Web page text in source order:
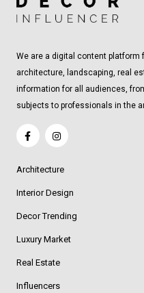
We are a digital content platform
architecture, landscaping, real
information for all audiences,
subjects to professionals in the
Architecture
Interior Design
Decor Trending
Luxury Market
Real Estate
Influencers